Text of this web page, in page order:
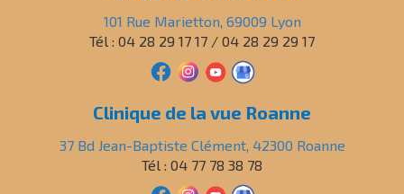
101 Rue Marietton, 69009 Lyon
Tél : 04 28 29 17 17 / 04 28 29 29 17
Clinique de la vue Roanne
37 Bd Jean-Baptiste Clément, 42300 Roanne
Tél : 04 77 78 38 78